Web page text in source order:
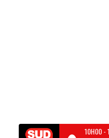
10H00-